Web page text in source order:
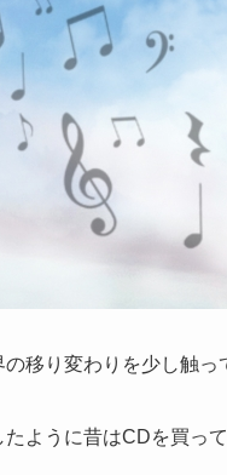
の移り変わりを少し触っ
たように昔はCDを買っ